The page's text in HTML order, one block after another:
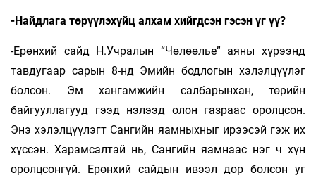
-Найдлага төрүүлэхүйц алхам хийгдсэн гэсэн үг үү?
-Ерөнхий сайд Н.Учралын “Чөлөөлье” аяны хүрээнд
тавдугаар сарын 8-нд Эмийн бодлогын хэлэлцүүлэг
болсон. Эм хангамжийн салбарынхан, төрийн
байгууллагууд гээд нэлээд олон газраас оролцсон.
Энэ хэлэлцүүлэгт Сангийн яамныхныг ирээсэй гэж их
хүссэн. Харамсалтай нь, Сангийн яамнаас нэг ч хүн
оролцсонгүй. Ерөнхий сайдын ивээл дор болсон уг